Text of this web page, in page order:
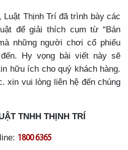
Luật Thịnh Trí đã trình bày các
để giải thích cụm từ “Bán
những người chơi cổ phiếu
Hy vọng bài viết này sẽ
hữu ích cho quý khách hàng.
xin vui lòng liên hệ đến chúng
TNHH THỊNH TRÍ
1800 6365